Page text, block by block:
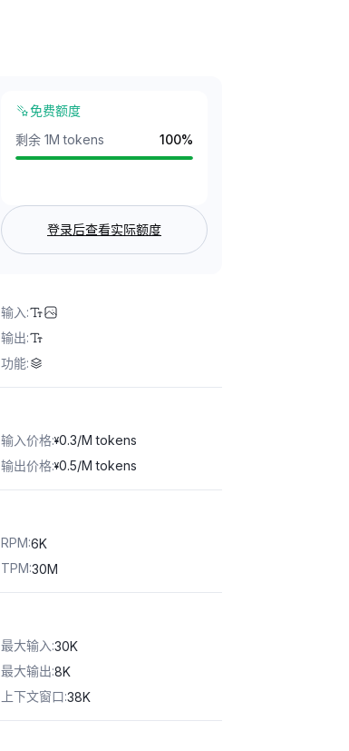
免费额度
剩余 1M tokens
100%
登录后查看实际额度
输入:
输出:
功能:
输入价格:¥0.3/M tokens
输出价格:¥0.5/M tokens
RPM:6K
TPM:30M
最大输入:30K
最大输出:8K
上下文窗口:38K